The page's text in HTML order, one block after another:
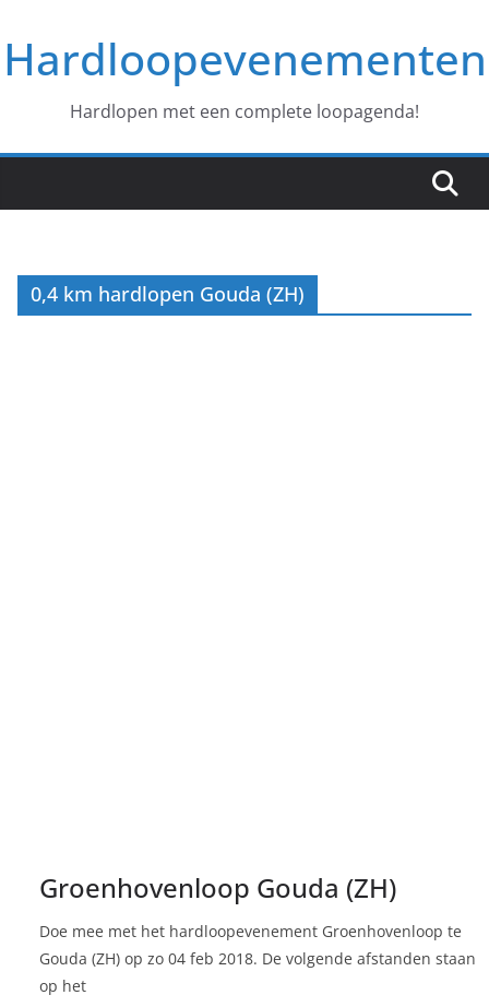
naar
deHardloopevenementen
Hardlopen met een complete loopagenda!
0,4 km hardlopen Gouda (ZH)
Groenhovenloop Gouda (ZH)
Doe mee met het hardloopevenement Groenhovenloop te
Gouda (ZH) op zo 04 feb 2018. De volgende afstanden staan
op het